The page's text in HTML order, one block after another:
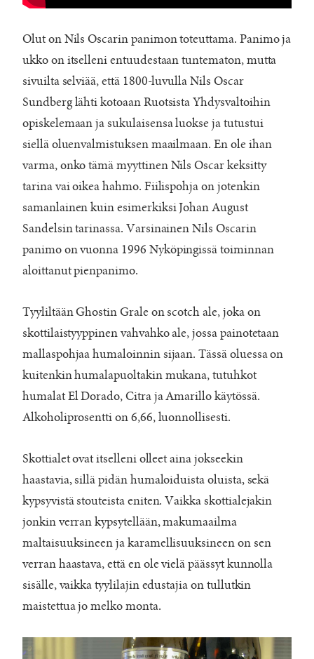
Olut on Nils Oscarin panimon toteuttama. Panimo ja
ukko on itselleni entuudestaan tuntematon, mutta
sivuilta selviää, että 1800-luvulla Nils Oscar
Sundberg lähti kotoaan Ruotsista Yhdysvaltoihin
opiskelemaan ja sukulaisensa luokse ja tutustui
siellä oluenvalmistuksen maailmaan. En ole ihan
varma, onko tämä myyttinen Nils Oscar keksitty
tarina vai oikea hahmo. Fiilispohja on jotenkin
samanlainen kuin esimerkiksi Johan August
Sandelsin tarinassa. Varsinainen Nils Oscarin
panimo on vuonna 1996 Nyköpingissä toiminnan
aloittanut pienpanimo.
Tyyliltään Ghostin Grale on scotch ale, joka on
skottilaistyyppinen vahvahko ale, jossa painotetaan
mallaspohjaa humaloinnin sijaan. Tässä oluessa on
kuitenkin humalapuoltakin mukana, tutuhkot
humalat El Dorado, Citra ja Amarillo käytössä.
Alkoholiprosentti on 6,66, luonnollisesti.
Skottialet ovat itselleni olleet aina jokseekin
haastavia, sillä pidän humaloiduista oluista, sekä
kypsyvistä stouteista eniten. Vaikka skottialejakin
jonkin verran kypsytellään, makumaailma
maltaisuuksineen ja karamellisuuksineen on sen
verran haastava, että en ole vielä päässyt kunnolla
sisälle, vaikka tyylilajin edustajia on tullutkin
maistettua jo melko monta.